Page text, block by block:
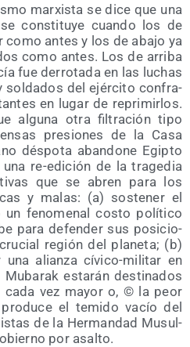
mar­xis­ta se dice que una
cons­ti­tu­ye cuan­do los de
como antes y los de aba­jo ya
como antes. Los de arri­ba
fue derro­ta­da en las luchas
sol­da­dos del ejér­ci­to con­fra­
en lugar de repri­mir­los.
algu­na otra fil­tra­ción tipo
pre­sio­nes de la Casa
dés­po­ta aban­do­ne Egip­to
re-edi­ción de la tra­ge­dia
que se abren para los
y malas: (a) sos­te­ner el
un feno­me­nal cos­to polí­ti­co
para defen­der sus posi­cio­
región del pla­ne­ta; (b)
alian­za cívi­co-mili­tar en
esta­rán des­ti­na­dos
cada vez mayor o, © la peor
el temi­do vacío del
de la Her­man­dad Musul­
por asalto.